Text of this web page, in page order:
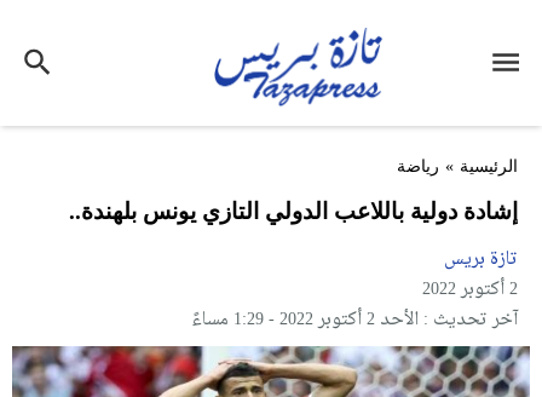
الرئيسية » رياضة
إشادة دولية باللاعب الدولي التازي يونس بلهندة..
تازة بريس
2 أكتوبر 2022
آخر تحديث : الأحد 2 أكتوبر 2022 - 1:29 مساءً